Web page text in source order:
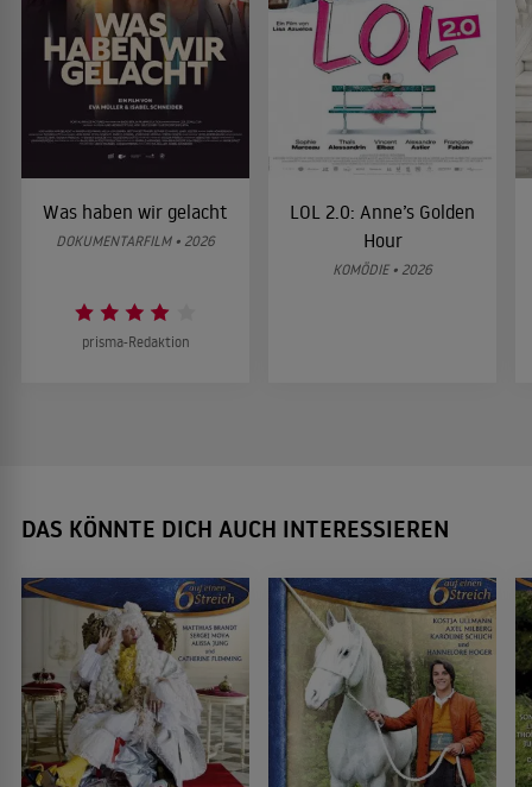
Was haben wir gelacht
DOKUMENTARFILM • 2026
prisma-Redaktion
LOL 2.0: Anne’s Golden
Hour
KOMÖDIE • 2026
DAS KÖNNTE DICH AUCH INTERESSIEREN